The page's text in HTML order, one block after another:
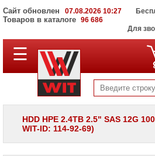
Сайт обновлен 07.08.2026 10:27
Товаров в каталоге 96 686
Для
ПОЛНЫЙ
КАТАЛОГ
Корпоративные
серверы
WIT
хранения
☰
HDD HPE 2.4TB 2.5" SAS 12G
WIT-ID: 114-92-69)